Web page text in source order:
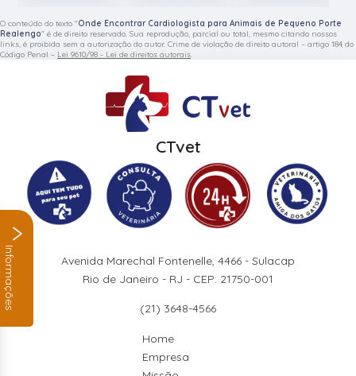
O conteúdo do texto "Onde Encontrar Cardiologista para Animais de Pequeno Porte
Realengo" é de direito reservado. Sua reprodução, parcial ou total, mesmo citando nossos
links, é proibida sem a autorização do autor. Crime de violação de direito autoral – artigo 184 do
Código Penal – Lei 9610/98 - Lei de direitos autorais.
CTvet
Avenida Marechal Fontenelle, 4466 - Sulacap
Rio de Janeiro - RJ - CEP: 21750-001
(21) 3648-4566
Home
Empresa
Informações